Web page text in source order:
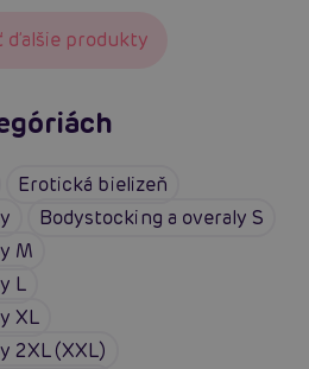
ďalšie produkty
Erotická bielizeň
Bodystocking a overaly S
M
L
XL
2XL (XXL)